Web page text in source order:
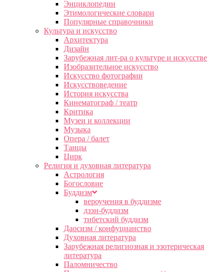
Энциклопедии
Этимологические словари
Популярные справочники
Культура и искусство
Архитектура
Дизайн
Зарубежная лит-ра о культуре и искусстве
Изобразительное искусство
Искусство фотографии
Искусствоведение
История искусства
Кинематограф / театр
Критика
Музеи и коллекции
Музыка
Опера / балет
Танцы
Цирк
Религия и духовная литература
Астрология
Богословие
Буддизм
вероучения в буддизме
дзэн-буддизм
тибетский буддизм
Даосизм / конфуцианство
Духовная литература
Зарубежная религиозная и эзотерическая
литература
Паломничество